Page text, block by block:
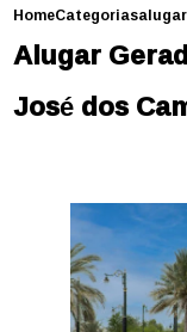
HomeCategorias
Alugar
José dos